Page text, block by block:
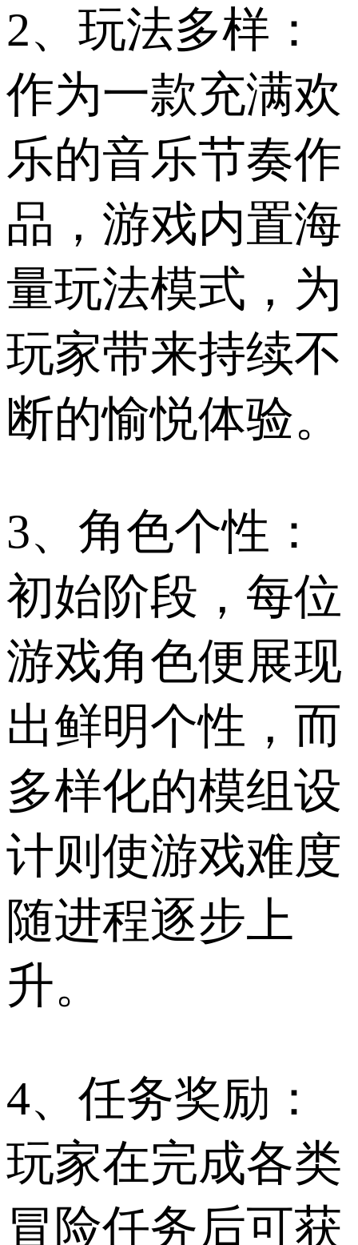
2、玩法多样：
作为一款充满欢
乐的音乐节奏作
品，游戏内置海
量玩法模式，为
玩家带来持续不
断的愉悦体验。
3、角色个性：
初始阶段，每位
游戏角色便展现
出鲜明个性，而
多样化的模组设
计则使游戏难度
随进程逐步上
升。
4、任务奖励：
玩家在完成各类
冒险任务后可获